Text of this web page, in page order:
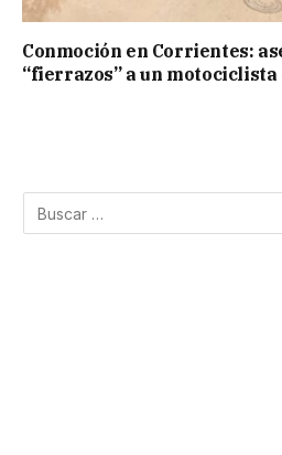
Conmoción en Corrientes:
“fierrazos” a un